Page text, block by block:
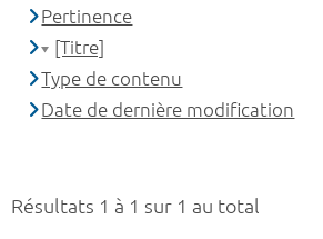
Résultats 1 à 1 sur 1 au total
Pertinence
[Titre]
Type de contenu
Date de dernière modification